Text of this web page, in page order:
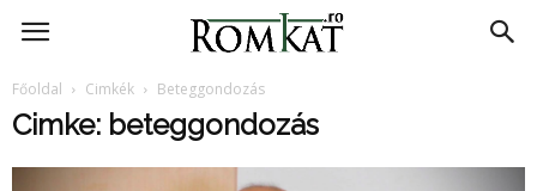
RomKat.ro
Főoldal Cimkék Beteggondozás
Cimke: beteggondozás